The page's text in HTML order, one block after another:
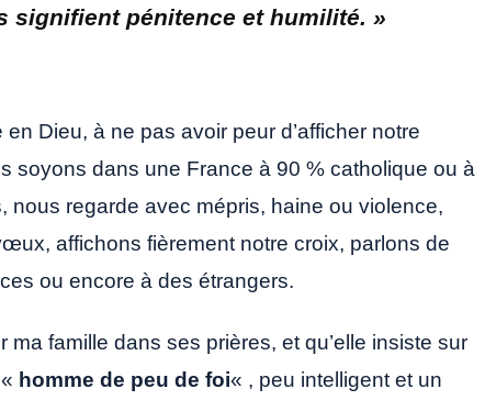
signifient pénitence et humilité. »
Dieu, à ne pas avoir peur d’afficher notre
soyons dans une France à 90 % catholique ou à
nous regarde avec mépris, haine ou violence,
affichons fièrement notre croix, parlons de
ou encore à des étrangers.
famille dans ses prières, et qu’elle insiste sur
homme de peu de foi« , peu intelligent et un